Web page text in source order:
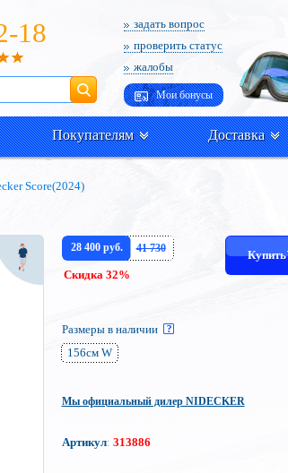
18
задать вопрос
проверить статус
жалобы
Мои бонусы
Поиск
Покупателям Доставка
Score(2024)
28 400 руб. 41 730
Скидка 32%
Купить
Размеры в наличии
156см W
Мы официальный дилер NIDECKER
Артикул: 313886